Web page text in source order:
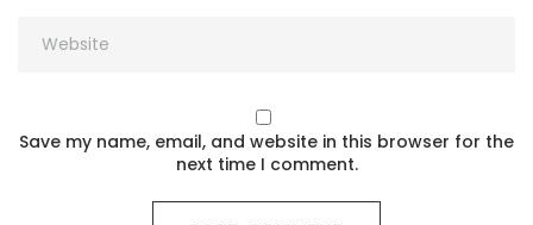
Save my name, email, and website in this browser for the
next time I comment.